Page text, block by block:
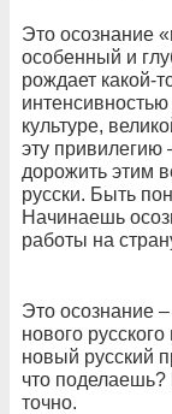
Это осознание
особенный и
рождает какой-
культуре,
эту
дорожить этим
русски. Быть
Начинаешь
работы на
Это осознание
нового
новый русский
что
точно.